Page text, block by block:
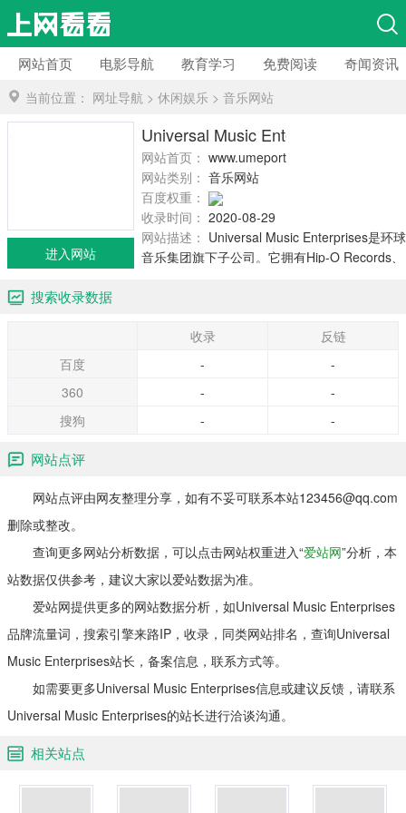
网站首页 电影导航 教育学习 免费阅读 奇闻资讯
当前位置： 网址导航 > 休闲娱乐 > 音乐网站
Universal Music Enterprises
网站首页： www.umeportal.com
网站类别： 音乐网站
百度权重：
收录时间： 2020-08-29
网站描述： Universal Music Enterprises是环球
音乐集团旗下子公司。它拥有Hip-O Records、
The Millennium Collection、Icon budget lines
album Wanna Be Your Joe，John Cougar
进入网站
搜索收录数据
收录
反链
百度
-
-
360
-
-
搜狗
- -
网站点评
网站点评由网友整理分享，如有不妥可联系本站123456@qq.com
删除或整改。
查询更多网站分析数据，可以点击网站权重进入“爱站网”分析，本
站数据仅供参考，建议大家以爱站数据为准。
爱站网提供更多的网站数据分析，如Universal Music Enterprises
品牌流量词，搜索引擎来路IP，收录，同类网站排名，查询Universal
Music Enterprises站长，备案信息，联系方式等。
如需要更多Universal Music Enterprises信息或建议反馈，请联系
Universal Music Enterprises的站长进行洽谈沟通。
相关站点